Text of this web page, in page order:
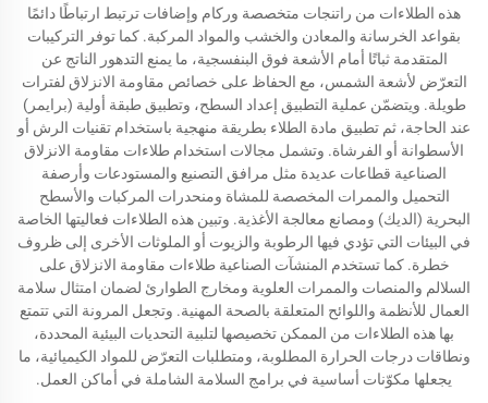
هذه الطلاءات من راتنجات متخصصة وركام وإضافات ترتبط ارتباطًا دائمًا
بقواعد الخرسانة والمعادن والخشب والمواد المركبة. كما توفر التركيبات
المتقدمة ثباتًا أمام الأشعة فوق البنفسجية، ما يمنع التدهور الناتج عن
التعرّض لأشعة الشمس، مع الحفاظ على خصائص مقاومة الانزلاق لفترات
طويلة. ويتضمّن عملية التطبيق إعداد السطح، وتطبيق طبقة أولية (برايمر)
عند الحاجة، ثم تطبيق مادة الطلاء بطريقة منهجية باستخدام تقنيات الرش أو
الأسطوانة أو الفرشاة. وتشمل مجالات استخدام طلاءات مقاومة الانزلاق
الصناعية قطاعات عديدة مثل مرافق التصنيع والمستودعات وأرصفة
التحميل والممرات المخصصة للمشاة ومنحدرات المركبات والأسطح
البحرية (الديك) ومصانع معالجة الأغذية. وتبين هذه الطلاءات فعاليتها الخاصة
في البيئات التي تؤدي فيها الرطوبة والزيوت أو الملوثات الأخرى إلى ظروف
خطرة. كما تستخدم المنشآت الصناعية طلاءات مقاومة الانزلاق على
السلالم والمنصات والممرات العلوية ومخارج الطوارئ لضمان امتثال سلامة
العمال للأنظمة واللوائح المتعلقة بالصحة المهنية. وتجعل المرونة التي تتمتع
بها هذه الطلاءات من الممكن تخصيصها لتلبية التحديات البيئية المحددة،
ونطاقات درجات الحرارة المطلوبة، ومتطلبات التعرّض للمواد الكيميائية، ما
يجعلها مكوّنات أساسية في برامج السلامة الشاملة في أماكن العمل.